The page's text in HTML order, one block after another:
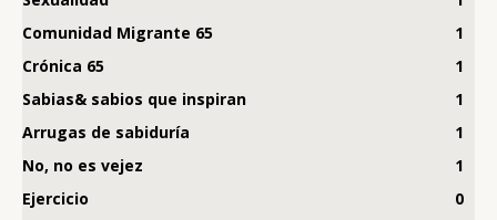
Comunidad Migrante 65
1
Crónica 65
1
Sabias& sabios que inspiran
1
Arrugas de sabiduría
1
No, no es vejez
1
Ejercicio
0